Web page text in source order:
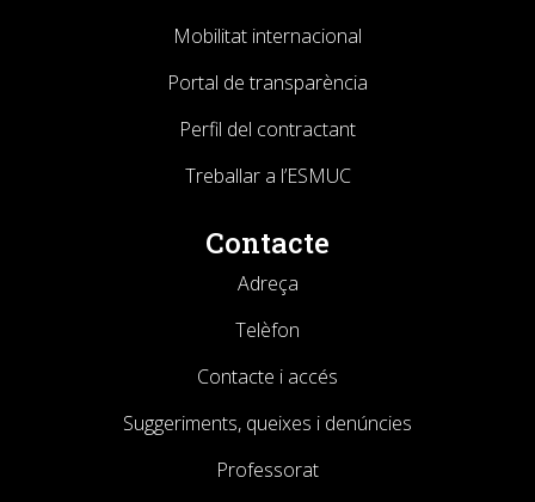
Mobilitat internacional
Portal de transparència
Perfil del contractant
Treballar a l’ESMUC
Contacte
Adreça
Telèfon
Contacte i accés
Suggeriments, queixes i denúncies
Professorat